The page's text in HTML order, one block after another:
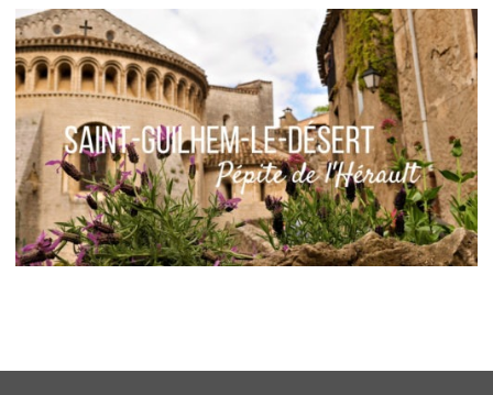
FRANCE // UN ROAD-TRIP EN OCCITANIE, ENTRE
AVEYRON ET HÉRAULT
Audrey Blog Europe